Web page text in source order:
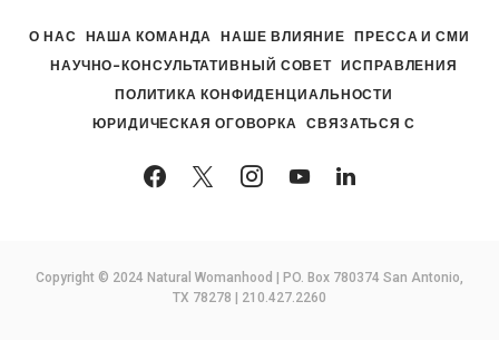
О НАС НАША КОМАНДА НАШЕ ВЛИЯНИЕ
ПРЕССА И СМИ
НАУЧНО-КОНСУЛЬТАТИВНЫЙ СОВЕТ ИСПРАВЛЕНИЯ
ПОЛИТИКА КОНФИДЕНЦИАЛЬНОСТИ
ЮРИДИЧЕСКАЯ ОГОВОРКА
СВЯЗАТЬСЯ С
Copyright © 2024 Natural Womanhood | PO. Box 780374 San Antonio,
TX 78278 | 210.427.2260